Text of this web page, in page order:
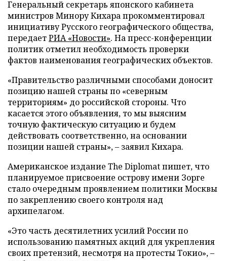
Генеральный секретарь японского кабинета
министров Минору Кихара прокомментировал
инициативу Русского географического общества,
передаетРИА «Новости». На пресс-конференции
политик отметил необходимость проверки
фактов наименования географических объектов.
«Правительство различными способами доносит
позицию нашей страны по «северным
территориям» до российской стороны. Что
касается этого объявления, то мы выясним
точную фактическую ситуацию и будем
действовать соответственно, на основании
позиции нашей страны», – заявил Кихара.
Американское издание The Diplomat пишет, что
планируемое присвоение острову имени Зорге
стало очередным проявлением политики Москвы
по закреплению своего контроля над
архипелагом.
«Это часть десятилетних усилий России по
использованию памятных акций для укрепления
своих претензий, несмотря на протесты Токио», –